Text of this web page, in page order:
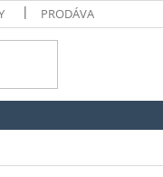
PRODÁVANÉ ZNAČKY